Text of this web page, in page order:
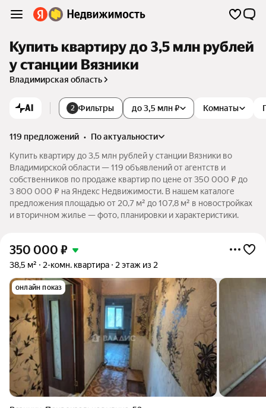
Купить квартиру до 3,5 млн рублей
у станции Вязники
Владимирская область
AI 2 Фильтры Комнаты
до 3,5 млн ₽
119 предложений •
по актуальности
Купить квартиру до 3,5 млн рублей у станции Вязники во
Владимирской области — 119 объявлений от агентств и
собственников по продаже квартир по цене от 350 000 ₽ до
3 800 000 ₽ на Яндекс Недвижимости. В нашем каталоге
предложения площадью от 20,7 м² до 107,8 м² в новостройках
и вторичном жилье — фото, планировки и характеристики.
350 000 ₽
38,5 м² 2-комн. квартира 2 этаж из 2
онлайн показ